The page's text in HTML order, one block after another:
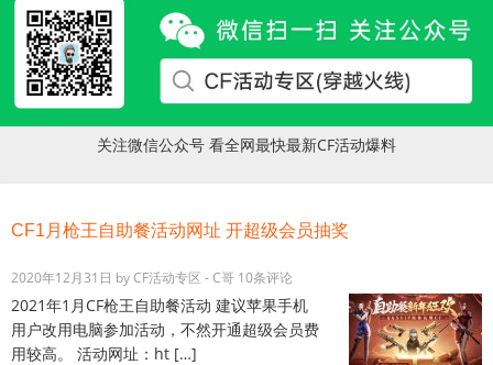
关注微信公众号 看全网最快最新CF活动爆料
CF1月枪王自助餐活动网址 开超级会员抽奖
2020年12月31日 byCF活动专区 - C哥 10条评论
2021年1月CF枪王自助餐活动 建议苹果手机
用户改用电脑参加活动，不然开通超级会员费
用较高。 活动网址：ht […]